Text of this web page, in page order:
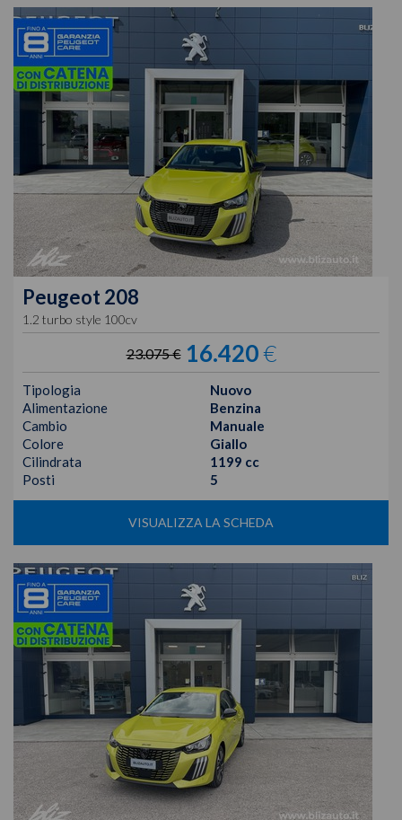
Peugeot 208
1.2 turbo style 100cv
23.075 € 16.420€
Tipologia
Nuovo
Alimentazione
Benzina
Cambio
Manuale
Colore
Giallo
Cilindrata
1199 cc
Posti
5
VISUALIZZA LA SCHEDA